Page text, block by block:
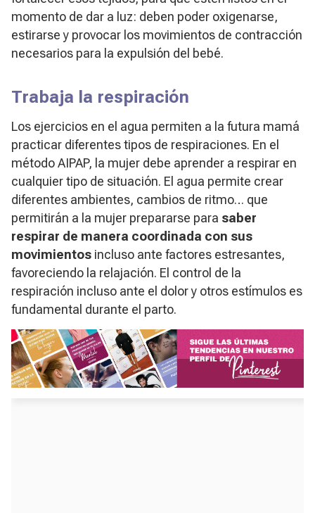
momento de dar a luz: deben poder oxigenarse,
estirarse y provocar los movimientos de contracción
necesarios para la expulsión del bebé.
Trabaja la respiración
Los ejercicios en el agua permiten a la futura mamá
practicar diferentes tipos de respiraciones. En el
método AIPAP, la mujer debe aprender a respirar en
cualquier tipo de situación. El agua permite crear
diferentes ambientes, cambios de ritmo… que
permitirán a la mujer prepararse para saber
respirar de manera coordinada con sus
movimientos incluso ante factores estresantes,
favoreciendo la relajación. El control de la
respiración incluso ante el dolor y otros estímulos es
fundamental durante el parto.